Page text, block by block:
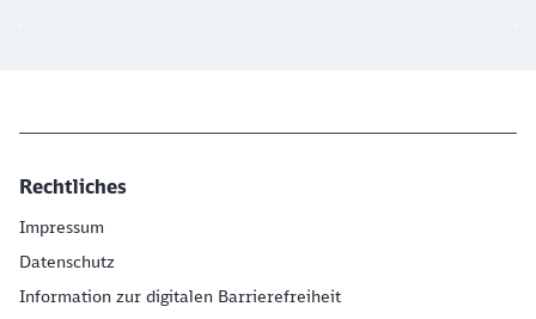
Rechtliches
Impressum
Datenschutz
Information zur digitalen Barrierefreiheit